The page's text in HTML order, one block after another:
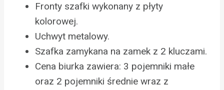
Fronty szafki wykonany z płyty
kolorowej.
Uchwyt metalowy.
Szafka zamykana na zamek z 2 kluczami.
Cena biurka zawiera: 3 pojemniki małe
oraz 2 pojemniki średnie wraz z